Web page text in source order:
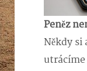
Peněz
Někdy si
utrácíme